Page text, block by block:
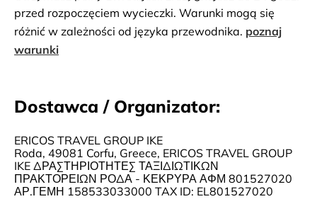
przed rozpoczęciem wycieczki. Warunki mogą się
różnić w zależności od języka przewodnika. poznaj
warunki
Dostawca / Organizator:
ERICOS TRAVEL GROUP IKE
Roda, 49081 Corfu, Greece, ERICOS TRAVEL GROUP
IKE ΔΡΑΣΤΗΡΙΟΤΗΤΕΣ ΤΑΞΙΔΙΩΤΙΚΩΝ
ΠΡΑΚΤΟΡΕΙΩΝ ΡΟΔΑ - ΚΕΚΡΥΡΑ ΑΦΜ 801527020
ΑΡ.ΓΕΜΗ 158533033000 TAX ID: EL801527020